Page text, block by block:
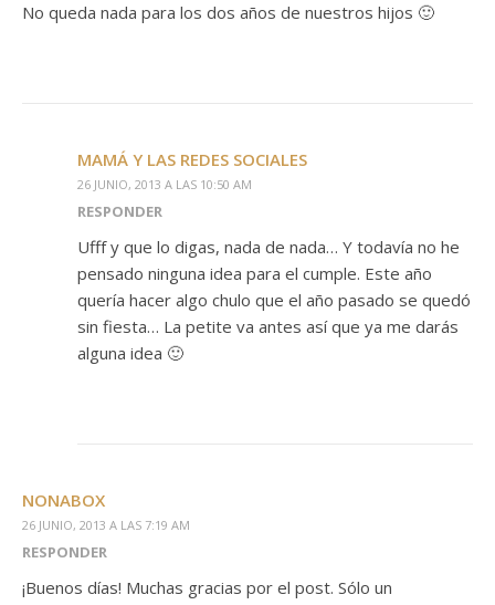
No queda nada para los dos años de nuestros hijos 🙂
MAMÁ Y LAS REDES SOCIALES
26 JUNIO, 2013 A LAS 10:50 AM
RESPONDER
Ufff y que lo digas, nada de nada… Y todavía no he
pensado ninguna idea para el cumple. Este año
quería hacer algo chulo que el año pasado se quedó
sin fiesta… La petite va antes así que ya me darás
alguna idea 🙂
NONABOX
26 JUNIO, 2013 A LAS 7:19 AM
RESPONDER
¡Buenos días! Muchas gracias por el post. Sólo un